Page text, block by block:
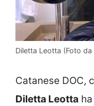
Diletta Leotta (Foto da
Catanese DOC,
Diletta Leotta